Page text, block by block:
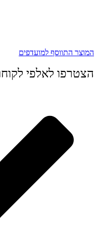
המוצר התווסף למועדפים
הצטרפו לאלפי